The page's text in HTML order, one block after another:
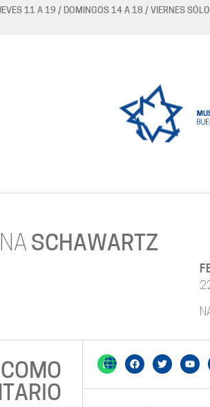
11 A 19 / DOMINGOS 14 A 18 / VIERNES
SCHAWARTZ